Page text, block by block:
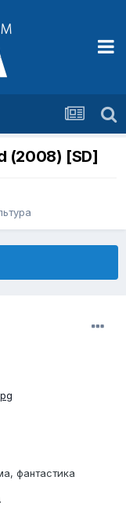
(2008) [SD]
фантастика